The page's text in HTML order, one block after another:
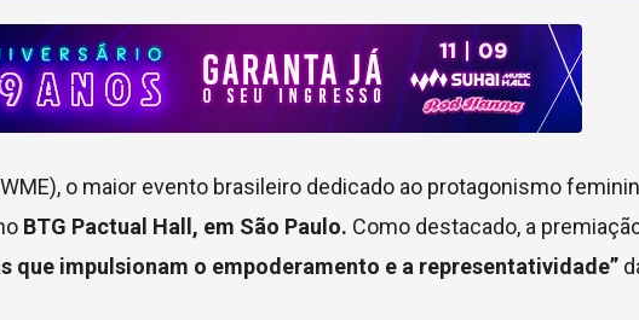
o maior evento brasileiro dedicado ao protagonismo
BTG Pactual Hall, em São Paulo. Como destacado, a
impulsionam o empoderamento e a representatividade”